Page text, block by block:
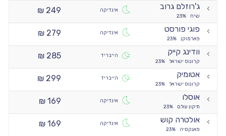
ג'רוזלם גרוב
שיח 23%
אינדיקה
249 ₪
פוגי פורסט
פארמוקן 23%
אינדיקה
279 ₪
וודינג קייק
קרונוס ישראל 23%
הייבריד
285 ₪
אטומיק
קרונוס ישראל 23%
הייבריד
299 ₪
אוסלו
תיקון עולם 23%
אינדיקה
169 ₪
אולטרה קוש
פאנקסיה 23%
אינדיקה
169 ₪